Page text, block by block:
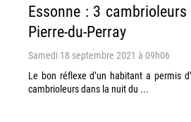
Essonne : 3
Pierre-du-Perray
Samedi 18 septembre 2021 à 09h06
Le bon réflexe d’un habitant a permis
cambrioleurs dans la nuit du ...